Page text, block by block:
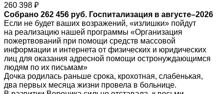
260 398 ₽
Собрано 262 456 руб. Госпитализация в августе–2026
Если не будет ваших возражений, «излишки» пойдут
на реализацию нашей программы «Организация
пожертвований при помощи средств массовой
информации и интернета от физических и юридических
лиц для оказания адресной помощи остронуждающимся
людям по их письмам»
Дочка родилась раньше срока, крохотная, слабенькая,
два первых месяца жизни провела в больнице.